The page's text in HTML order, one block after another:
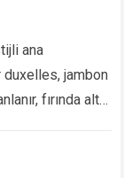
ana
duxelles, jambon
fırında altın